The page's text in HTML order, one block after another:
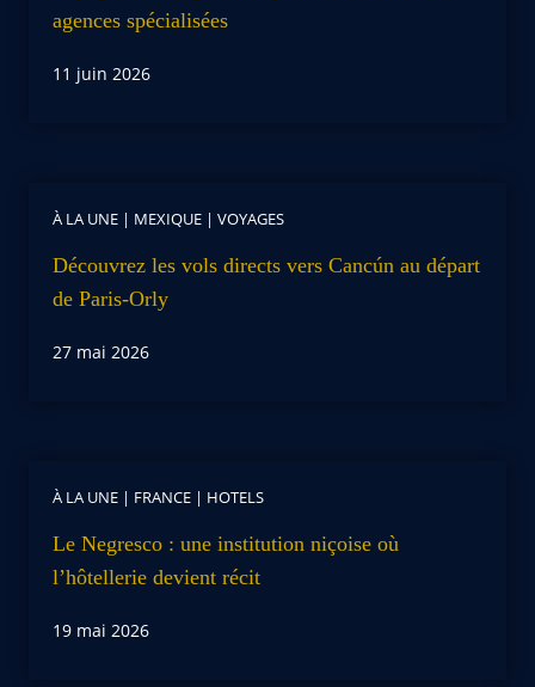
agences spécialisées
11 juin 2026
À LA UNE | MEXIQUE | VOYAGES
Découvrez les vols directs vers Cancún au départ
de Paris-Orly
27 mai 2026
À LA UNE | FRANCE | HOTELS
Le Negresco : une institution niçoise où
l’hôtellerie devient récit
19 mai 2026